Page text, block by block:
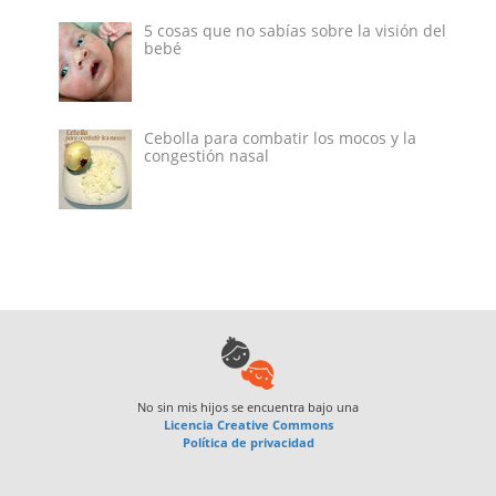
5 cosas que no sabías sobre la visión del
bebé
Cebolla para combatir los mocos y la
congestión nasal
No sin mis hijos se encuentra bajo una
Licencia Creative Commons
Política de privacidad